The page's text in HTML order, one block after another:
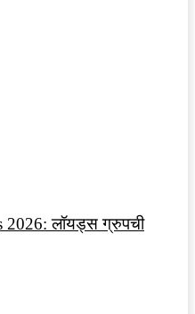
2026: लॉयड्स ग्रुपची